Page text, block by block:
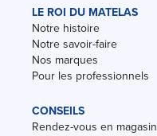
LE ROI DU MATELAS
Notre histoire
Notre savoir-faire
Nos marques
Pour les professionnels
CONSEILS
Rendez-vous en magasin